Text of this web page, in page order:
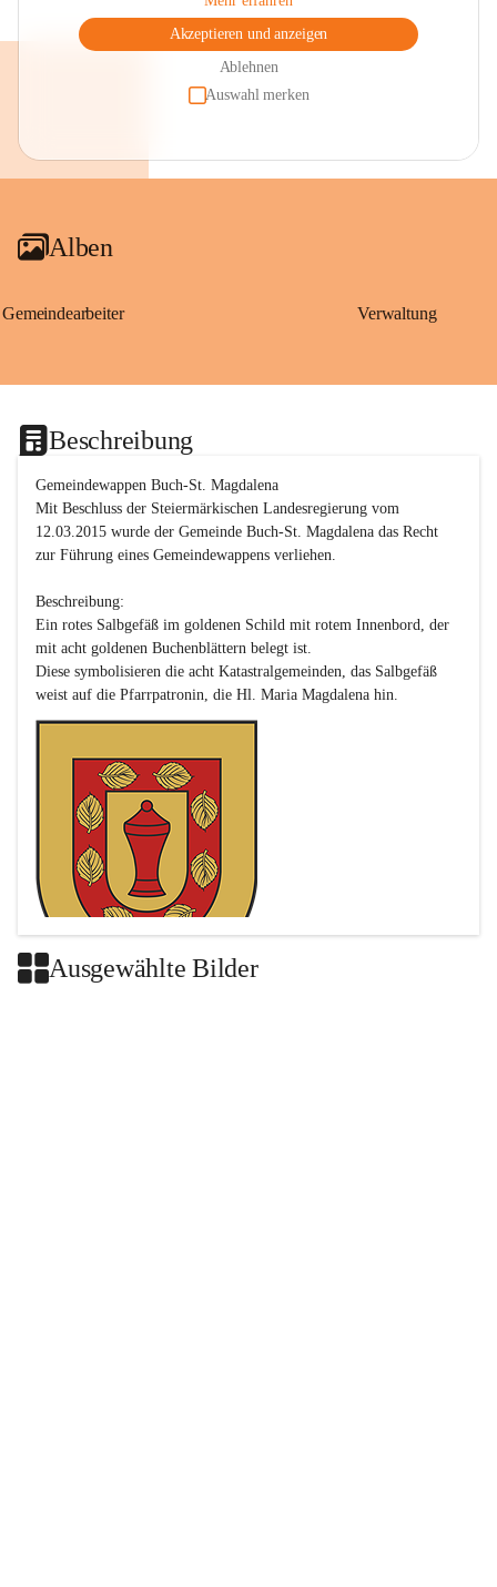
Akzeptieren und anzeigen
Ablehnen
Auswahl merken
Alben
Gemeindearbeiter Verwaltung
Beschreibung
Gemeindewappen Buch-St. Magdalena
Mit Beschluss der Steiermärkischen Landesregierung vom
12.03.2015 wurde der Gemeinde Buch-St. Magdalena das Recht
zur Führung eines Gemeindewappens verliehen.
Beschreibung:
Ein rotes Salbgefäß im goldenen Schild mit rotem Innenbord, der
mit acht goldenen Buchenblättern belegt ist.
Diese symbolisieren die acht Katastralgemeinden, das Salbgefäß
Ausgewählte Bilder